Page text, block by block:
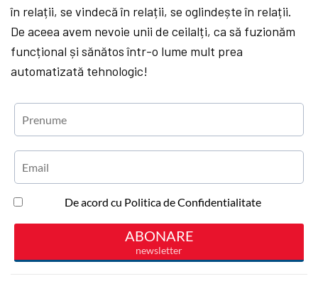
în relații, se vindecă în relații, se oglindește în relații.
De aceea avem nevoie unii de ceilalți, ca să fuzionăm
funcțional și sănătos într-o lume mult prea
automatizată tehnologic!